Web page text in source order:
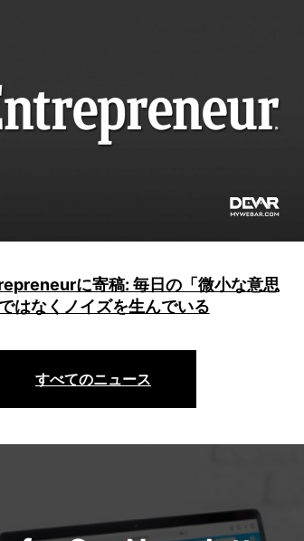
に寄稿: 毎日の「微小な意思
はなくノイズを生んでいる
すべてのニュース